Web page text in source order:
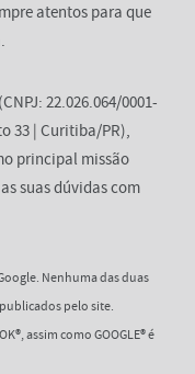
atentos para que
22.026.064/0001-
33 | Curitiba/PR),
principal missão
suas dúvidas com
Nenhuma das duas
pelo site.
assim como GOOGLE® é